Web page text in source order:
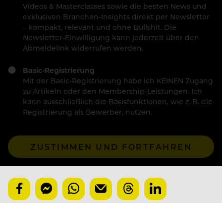
Videos & Masterclasses sowie die besten News und
exklusiven Branchen-Insights direkt per Newsletter
– kompakt, relevant und ohne Bullshit. Die
Newsletter-Einwilligung kann jederzeit über den
Abmeldelink widerrufen werden.
Basic-Registrierung
Mit der Basic-Registrierung habe ich KEINEN Zugang
zu Artikeln oder den Membership-Leistungen. Ich
kann ausschließlich die Basisfunktionen, wie z. B. die
Registrierung als Bewerber, nutzen.
ZUSTIMMEN UND FORTFAHREN